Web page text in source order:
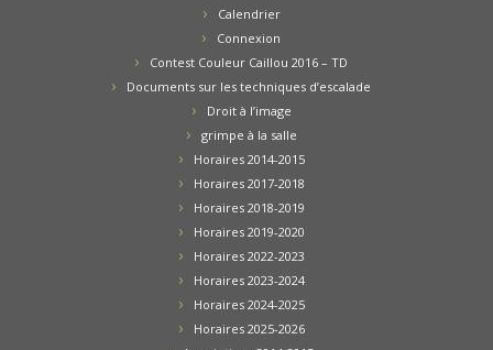
Calendrier
Connexion
Contest Couleur Caillou 2016 – TD
Documents sur les techniques d’escalade
Droit à l’image
grimpe à la salle
Horaires 2014-2015
Horaires 2017-2018
Horaires 2018-2019
Horaires 2019-2020
Horaires 2022-2023
Horaires 2023-2024
Horaires 2024-2025
Horaires 2025-2026